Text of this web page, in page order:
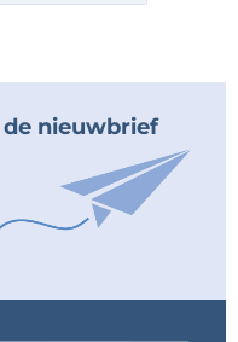
gepubliceerd!
nieuwbrief